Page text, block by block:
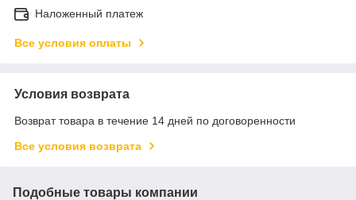
Наложенный платеж
Все условия оплаты
Условия возврата
Возврат товара в течение 14 дней по договоренности
Все условия возврата
Подобные товары компании